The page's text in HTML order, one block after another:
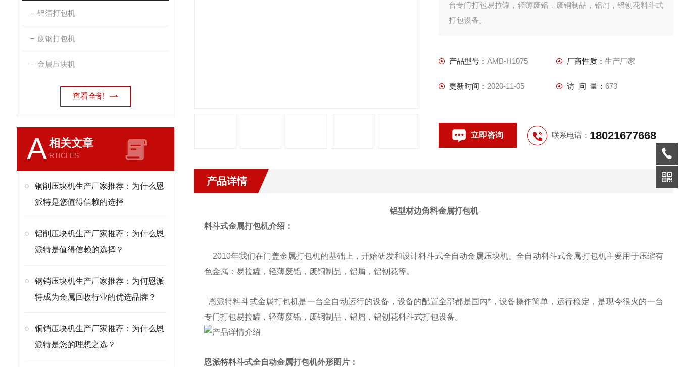
铝箔打包机
废钢打包机
金属压块机
查看全部
A相关文章
RTICLES
铜削压块机生产厂家推荐：为什么恩
派特是您值得信赖的选择
铝削压块机生产厂家推荐：为什么恩
派特是值得信赖的选择？
钢销压块机生产厂家推荐：为何恩派
特成为金属回收行业的优选品牌？
铜销压块机生产厂家推荐：为什么恩
派特是您的理想之选？
台专门打包易拉罐，轻薄废铝，废铜制品，铝屑，铝刨花料斗式
打包设备。
产品型号： AMB-H1075 厂商性质： 生产厂家
更新时间： 2020-11-05 访 问 量： 673
立即咨询 联系电话： 18021677668
产品详情
铝型材边角料金属打包机
料斗式金属打包机介绍：
2010年我们在门盖金属打包机的基础上，开始研发和设计料斗式全自动金属压块机。全自动料斗式金属打包机主要用于压缩有
色金属：易拉罐，轻薄废铝，废铜制品，铝屑，铝刨花等。
恩派特料斗式金属打包机是一台全自动运行的设备，设备的配置全部都是国内*，设备操作简单，运行稳定，是现今很火的一台
专门打包易拉罐，轻薄废铝，废铜制品，铝屑，铝刨花料斗式打包设备。
恩派特料斗式全自动金属打包机外形图片：